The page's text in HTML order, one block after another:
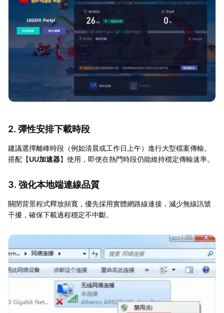
2. 彈性安排下載時段
建議選擇離峰時段（例如清晨或工作日上午）進行大型檔案傳輸。
搭配【UU加速器】使用，即便在熱門時段仍能維持穩定傳輸速率。
3. 強化本地端連線品質
關閉背景程式釋放頻寬，優先採用實體網路線連接，減少無線訊號
干擾，確保下載過程穩定不中斷。